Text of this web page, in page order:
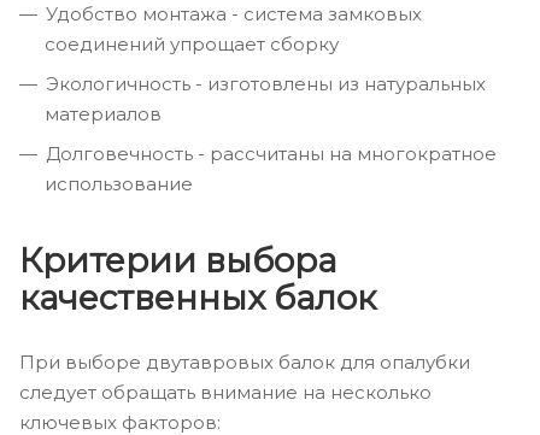
Удобство монтажа - система замковых
соединений упрощает сборку
Экологичность - изготовлены из натуральных
материалов
Долговечность - рассчитаны на многократное
использование
Критерии выбора
качественных балок
При выборе двутавровых балок для опалубки
следует обращать внимание на несколько
ключевых факторов: